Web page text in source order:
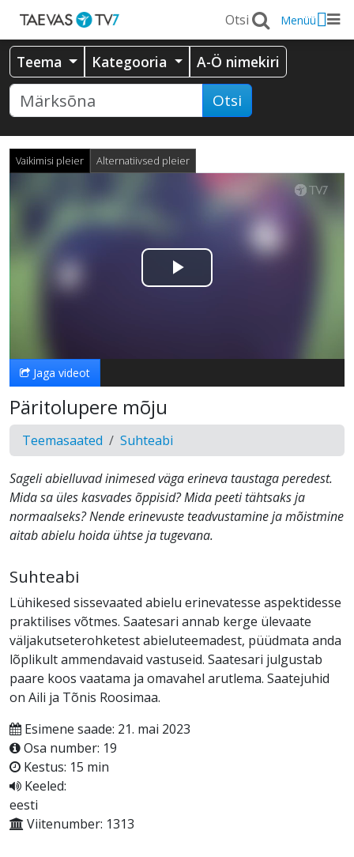
Menüü
Teema Kategooria A-Ö nimekiri
Otsi
Vaikimisi pleier Alternatiivsed pleier
Esita
Jaga videot
Päritolupere mõju
Teemasaated Suhteabi
Sageli abielluvad inimesed väga erineva taustaga peredest.
Mida sa üles kasvades õppisid? Mida peeti tähtsaks ja
normaalseks? Nende erinevuste teadvustamine ja mõistmine
aitab abielu hoida ühtse ja tugevana.
Suhteabi
Lühikesed sissevaated abielu erinevatesse aspektidesse
praktilises võtmes. Saatesari annab kerge ülevaate
väljakutseterohketest abieluteemadest, püüdmata anda
lõplikult ammendavaid vastuseid. Saatesari julgustab
paare koos vaatama ja omavahel arutlema. Saatejuhid
on Aili ja Tõnis Roosimaa.
Esimene saade: 21. mai 2023
Osa number: 19
Kestus: 15 min
Keeled:
eesti
Viitenumber: 1313